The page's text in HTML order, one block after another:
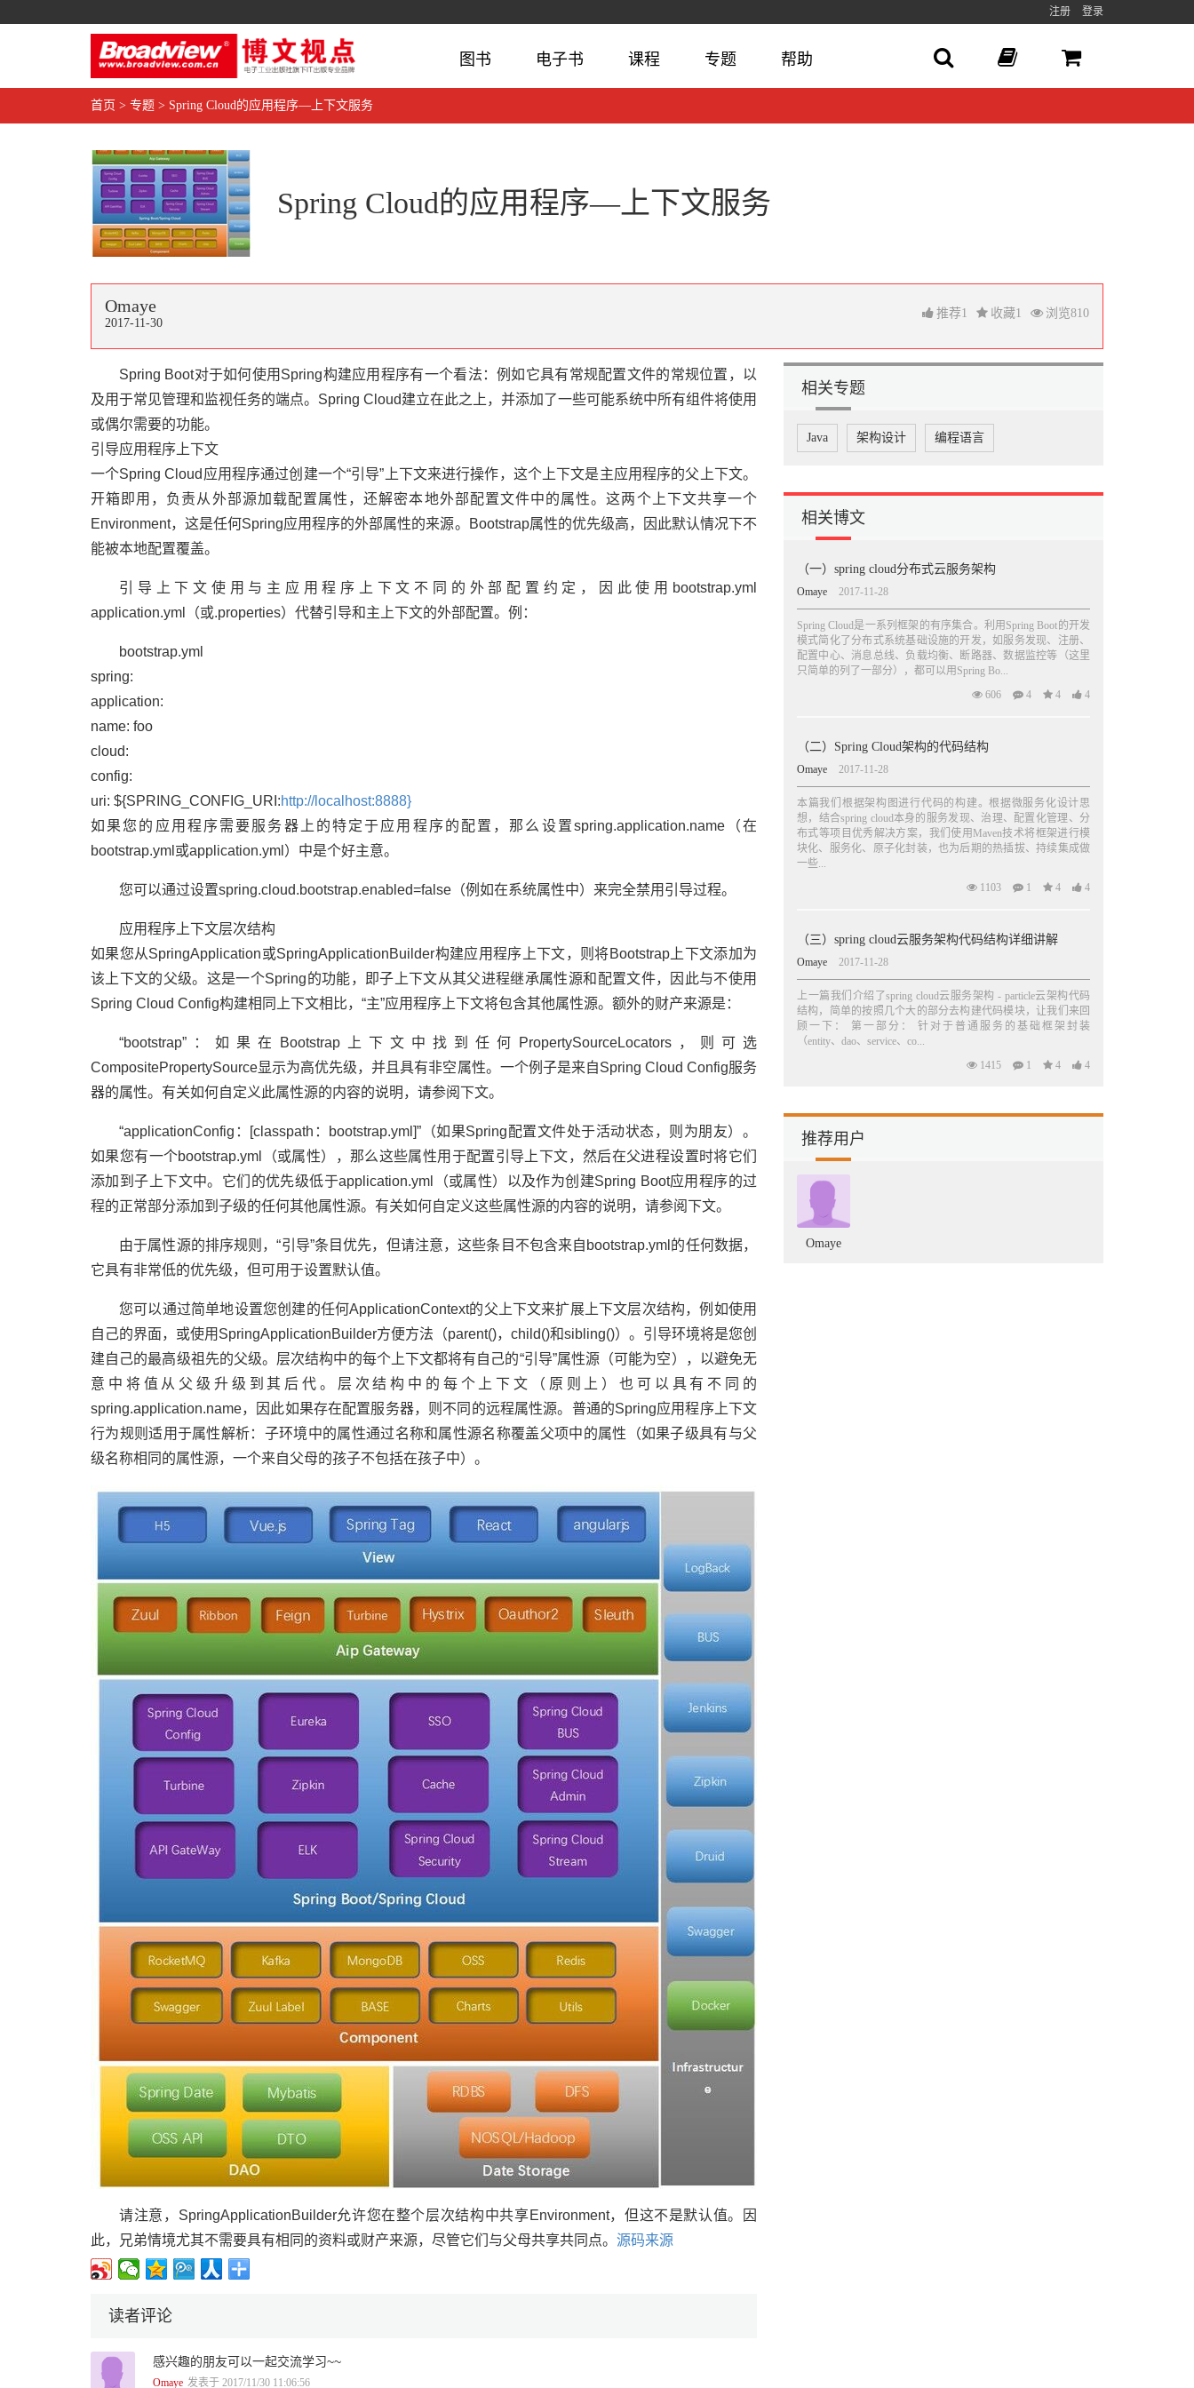
注册 登录
图书 电子书 课程 专题 帮助
首页 > 专题 > Spring Cloud的应用程序—上下文服务
Spring Cloud的应用程序—上下文服务
Omaye
2017-11-30
推荐1 收藏1 浏览810
Spring Boot对于如何使用Spring构建应用程序有一个看法：例如它具有常规配置文件的常规位置，以
及用于常见管理和监视任务的端点。Spring Cloud建立在此之上，并添加了一些可能系统中所有组件将使用
或偶尔需要的功能。
引导应用程序上下文
一个Spring Cloud应用程序通过创建一个“引导”上下文来进行操作，这个上下文是主应用程序的父上下文。
开箱即用，负责从外部源加载配置属性，还解密本地外部配置文件中的属性。这两个上下文共享一个
Environment，这是任何Spring应用程序的外部属性的来源。Bootstrap属性的优先级高，因此默认情况下不
能被本地配置覆盖。
引导上下文使用与主应用程序上下文不同的外部配置约定，因此使用bootstrap.yml
application.yml（或.properties）代替引导和主上下文的外部配置。例：
bootstrap.yml
spring:
application:
name: foo
cloud:
config:
uri: ${SPRING_CONFIG_URI:http://localhost:8888}
如果您的应用程序需要服务器上的特定于应用程序的配置，那么设置spring.application.name（在
bootstrap.yml或application.yml）中是个好主意。
您可以通过设置spring.cloud.bootstrap.enabled=false（例如在系统属性中）来完全禁用引导过程。
应用程序上下文层次结构
如果您从SpringApplication或SpringApplicationBuilder构建应用程序上下文，则将Bootstrap上下文添加为
该上下文的父级。这是一个Spring的功能，即子上下文从其父进程继承属性源和配置文件，因此与不使用
Spring Cloud Config构建相同上下文相比，“主”应用程序上下文将包含其他属性源。额外的财产来源是：
“bootstrap”：如果在Bootstrap上下文中找到任何PropertySourceLocators，则可选
CompositePropertySource显示为高优先级，并且具有非空属性。一个例子是来自Spring Cloud Config服务
器的属性。有关如何自定义此属性源的内容的说明，请参阅下文。
“applicationConfig：[classpath：bootstrap.yml]”（如果Spring配置文件处于活动状态，则为朋友）。
如果您有一个bootstrap.yml（或属性），那么这些属性用于配置引导上下文，然后在父进程设置时将它们
添加到子上下文中。它们的优先级低于application.yml（或属性）以及作为创建Spring Boot应用程序的过
程的正常部分添加到子级的任何其他属性源。有关如何自定义这些属性源的内容的说明，请参阅下文。
由于属性源的排序规则，“引导”条目优先，但请注意，这些条目不包含来自bootstrap.yml的任何数据，
它具有非常低的优先级，但可用于设置默认值。
您可以通过简单地设置您创建的任何ApplicationContext的父上下文来扩展上下文层次结构，例如使用
自己的界面，或使用SpringApplicationBuilder方便方法（parent()，child()和sibling()）。引导环境将是您创
建自己的最高级祖先的父级。层次结构中的每个上下文都将有自己的“引导”属性源（可能为空），以避免无
意中将值从父级升级到其后代。层次结构中的每个上下文（原则上）也可以具有不同的
spring.application.name，因此如果存在配置服务器，则不同的远程属性源。普通的Spring应用程序上下文
行为规则适用于属性解析：子环境中的属性通过名称和属性源名称覆盖父项中的属性（如果子级具有与父
级名称相同的属性源，一个来自父母的孩子不包括在孩子中）。
请注意，SpringApplicationBuilder允许您在整个层次结构中共享Environment，但这不是默认值。因
此，兄弟情境尤其不需要具有相同的资料或财产来源，尽管它们与父母共享共同点。 源码来源
读者评论
感兴趣的朋友可以一起交流学习~~
Omaye 发表于 2017/11/30 11:06:56
相关专题
Java 架构设计 编程语言
相关博文
（一）spring cloud分布式云服务架构
Omaye 2017-11-28
Spring Cloud是一系列框架的有序集合。利用Spring Boot的开发
模式简化了分布式系统基础设施的开发，如服务发现、注册、
配置中心、消息总线、负载均衡、断路器、数据监控等（这里
只简单的列了一部分），都可以用Spring Bo...
606
4 4 4
（二）Spring Cloud架构的代码结构
Omaye 2017-11-28
本篇我们根据架构图进行代码的构建。根据微服务化设计思
想，结合spring cloud本身的服务发现、治理、配置化管理、分
布式等项目优秀解决方案，我们使用Maven技术将框架进行模
块化、服务化、原子化封装，也为后期的热插拔、持续集成做
一些...
1103
1 4 4
（三）spring cloud云服务架构代码结构详细讲解
Omaye 2017-11-28
上一篇我们介绍了spring cloud云服务架构 - particle云架构代码
结构，简单的按照几个大的部分去构建代码模块，让我们来回
顾一下： 第一部分： 针对于普通服务的基础框架封装
（entity、dao、service、co...
1415
1 4 4
推荐用户
Omaye